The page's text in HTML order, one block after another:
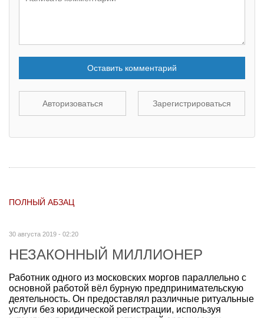
Оставить комментарий
Авторизоваться Зарегистрироваться
ПОЛНЫЙ АБЗАЦ
30 августа 2019 - 02:20
НЕЗАКОННЫЙ МИЛЛИОНЕР
Работник одного из московских моргов параллельно с
основной работой вёл бурную предпринимательскую
деятельность. Он предоставлял различные ритуальные
услуги без юридической регистрации, используя